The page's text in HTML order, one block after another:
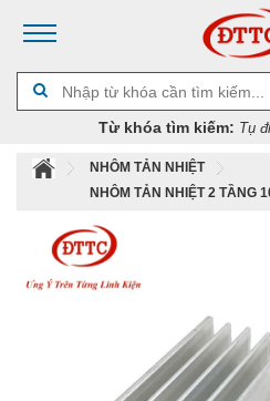
Từ khóa tìm kiếm: Tụ
NHÔM TẢN NHIỆT
NHÔM TẢN NHIỆT 2 TẦNG